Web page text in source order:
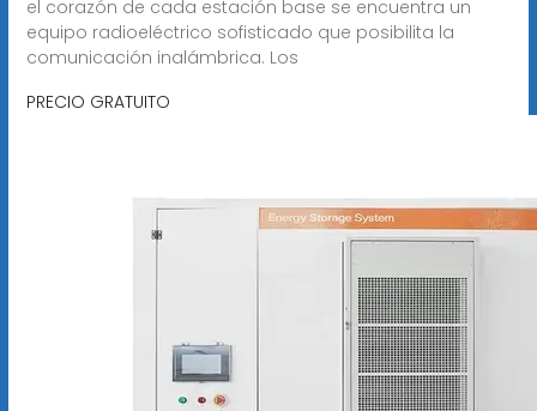
el corazón de cada estación base se encuentra un
equipo radioeléctrico sofisticado que posibilita la
comunicación inalámbrica. Los
PRECIO GRATUITO